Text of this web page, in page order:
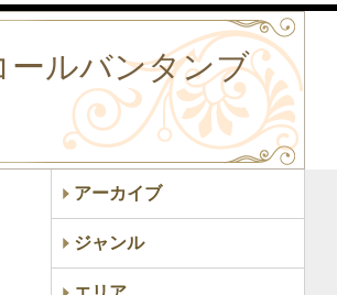
ールバンタンブ
アーカイブ
ジャンル